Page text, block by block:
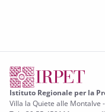
Istituto Regionale per la
Villa la Quiete alle Montalve